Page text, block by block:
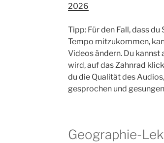
2026
Tipp: Für den Fall, dass
Tempo mitzukommen,
Videos ändern. Du kannst
wird, auf das Zahnrad
du die Qualität des
gesprochen und
Geographie-